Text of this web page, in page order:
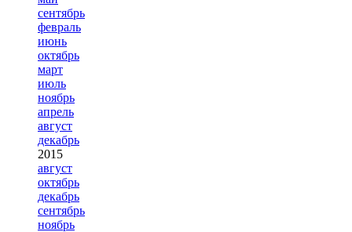
сентябрь
февраль
июнь
октябрь
март
июль
ноябрь
апрель
август
декабрь
2015
август
октябрь
декабрь
сентябрь
ноябрь